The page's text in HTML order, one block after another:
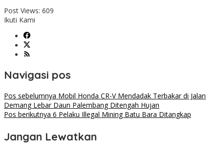
Post Views: 609
Ikuti Kami
Navigasi pos
Pos sebelumnya Mobil Honda CR-V Mendadak Terbakar di Jalan
Demang Lebar Daun Palembang Ditengah Hujan
Pos berikutnya 6 Pelaku Illegal Mining Batu Bara Ditangkap
Jangan Lewatkan